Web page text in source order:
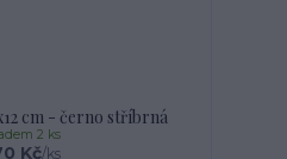
cm - černo stříbrná
Kč/ks
2 ks